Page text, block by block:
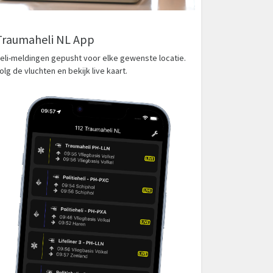
NL App
meldingen gepusht voor elke gewenste locatie.
de vluchten en bekijk live kaart.